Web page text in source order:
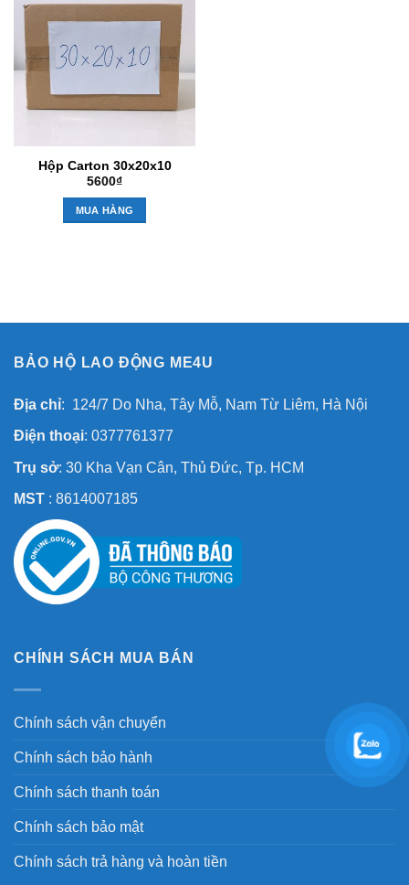
Hộp Carton 30x20x10
5600₫
MUA HÀNG
BẢO HỘ LAO ĐỘNG ME4U
Địa chỉ: 124/7 Do Nha, Tây Mỗ, Nam Từ Liêm, Hà Nội
Điện thoại: 0377761377
Trụ sở: 30 Kha Vạn Cân, Thủ Đức, Tp. HCM
MST : 8614007185
CHÍNH SÁCH MUA BÁN
Chính sách vận chuyển
Chính sách bảo hành
Chính sách thanh toán
Chính sách bảo mật
Chính sách trả hàng và hoàn tiền